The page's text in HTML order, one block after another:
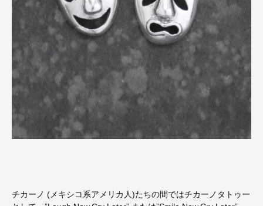
チカーノ (メキシコ系アメリカ人)たちの間ではチカーノタトゥー